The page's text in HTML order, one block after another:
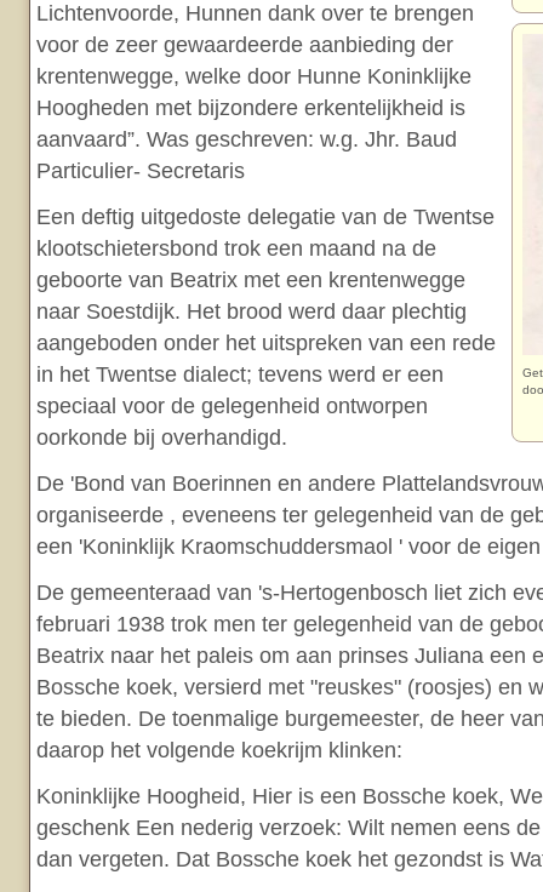
Lichtenvoorde, Hunnen dank over te brengen
voor de zeer gewaardeerde aanbieding der
krentenwegge, welke door Hunne Koninklijke
Hoogheden met bijzondere erkentelijkheid is
aanvaard”. Was geschreven: w.g. Jhr. Baud
Particulier- Secretaris
Een deftig uitgedoste delegatie van de Twentse
klootschietersbond trok een maand na de
geboorte van Beatrix met een krentenwegge
naar Soestdijk. Het brood werd daar plechtig
aangeboden onder het uitspreken van een rede
in het Twentse dialect; tevens werd er een
speciaal voor de gelegenheid ontworpen
oorkonde bij overhandigd.
De 'Bond van Boerinnen en andere
organiseerde , eveneens ter gelegenheid van de
een 'Koninklijk Kraomschuddersmaol ' voor de
De gemeenteraad van 's-Hertogenbosch liet zich
februari 1938 trok men ter gelegenheid van de
Beatrix naar het paleis om aan prinses Juliana een
Bossche koek, versierd met "reuskes" (roosjes) en
te bieden. De toenmalige burgemeester, de heer
daarop het volgende koekrijm klinken:
Koninklijke Hoogheid, Hier is een Bossche koek,
geschenk Een nederig verzoek: Wilt nemen eens
dan vergeten. Dat Bossche koek het gezondst is